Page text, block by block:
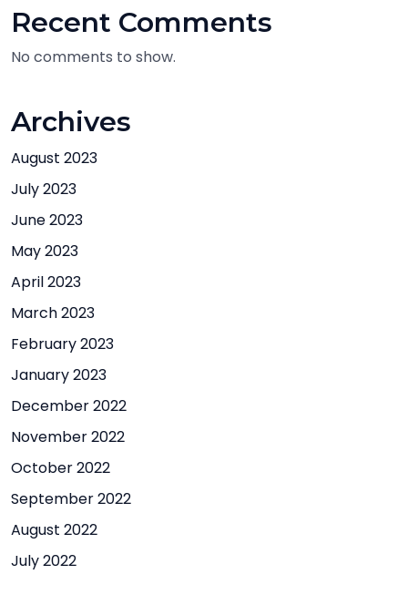
Recent Comments
No comments to show.
Archives
August 2023
July 2023
June 2023
May 2023
April 2023
March 2023
February 2023
January 2023
December 2022
November 2022
October 2022
September 2022
August 2022
July 2022